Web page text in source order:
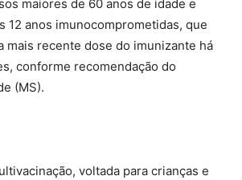
maiores de 60 anos de idade e
12 anos imunocomprometidas, que
mais recente dose do imunizante há
conforme recomendação do
(MS).
voltada para crianças e